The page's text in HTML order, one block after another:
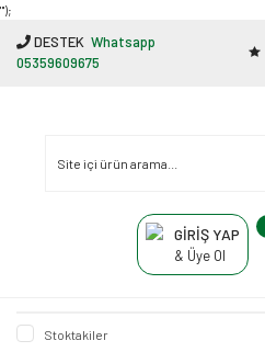
"');
DESTEK Whatsapp
05359609675
GİRİŞ YAP
& Üye Ol
Stoktakiler